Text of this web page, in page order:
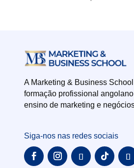
A Marketing & Business
formação profissional
ensino de marketing e
Siga-nos nas redes sociais